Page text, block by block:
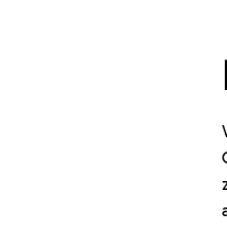
Navigation nach